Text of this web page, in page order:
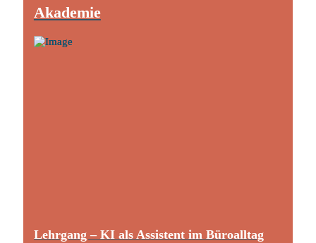
Akademie
Lehrgang – KI als Assistent im Büroalltag